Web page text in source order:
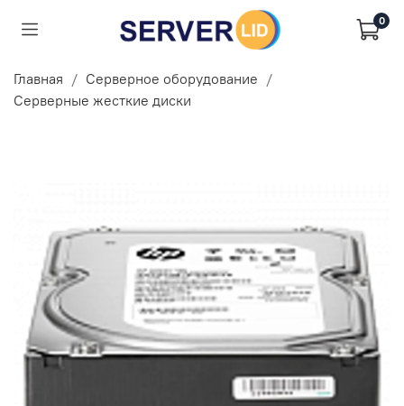
0
Главная
Серверное оборудование
Серверные жесткие диски